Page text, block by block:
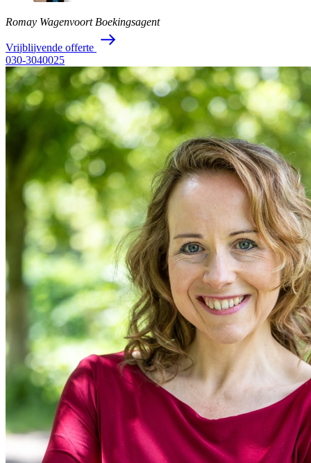
Romay Wagenvoort Boekingsagent
Vrijblijvende offerte
030-3040025